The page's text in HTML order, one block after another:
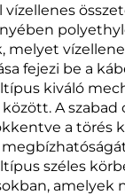
fejezi be a
kiváló
A
a törés
széles